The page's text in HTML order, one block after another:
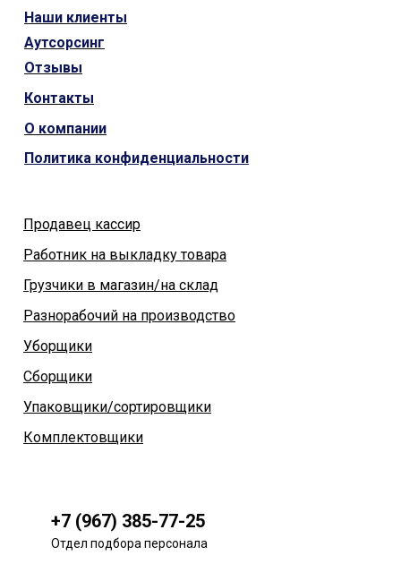
Политика конфиденциальности
Комплектовщики
Упаковщики/сортировщики
Сборщики
Уборщики
Разнорабочий на производство
Грузчики в магазин/на склад
Работник на выкладку товара
Продавец кассир
+7 (967) 385-77-25
Отдел подбора персонала
О компании
Контакты
Отзывы
Аутсорсинг
Наши клиенты